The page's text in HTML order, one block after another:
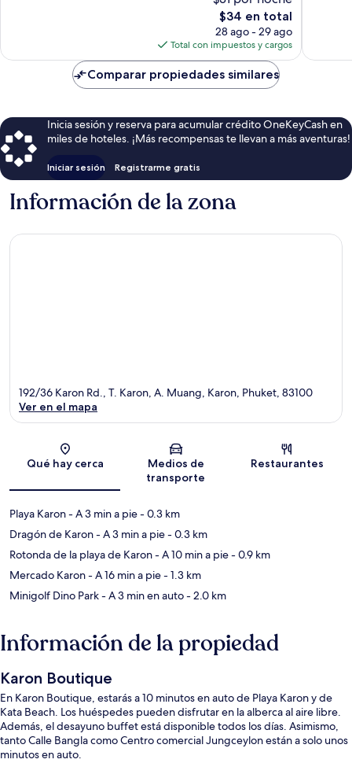
El
precio
actual
es
de
$34
$34 en total
28 ago - 29 ago
Total con impuestos y cargos
Comparar propiedades similares
Inicia sesión y reserva para acumular crédito OneKeyCash en
miles de hoteles. ¡Más recompensas te llevan a más aventuras!
Iniciar sesión Registrarme gratis
Información de la zona
Sección del mapa
192/36 Karon Rd., T. Karon, A. Muang, Karon, Phuket, 83100
Ver en el mapa
Qué hay cerca
Medios de
transporte
Restaurantes
Playa Karon- A 3 min a pie- 0.3 km
Dragón de Karon- A 3 min a pie- 0.3 km
Rotonda de la playa de Karon- A 10 min a pie- 0.9 km
Mercado Karon- A 16 min a pie- 1.3 km
Minigolf Dino Park- A 3 min en auto- 2.0 km
Información de la propiedad
Karon Boutique
En Karon Boutique, estarás a 10 minutos en auto de Playa Karon y de
Kata Beach. Los huéspedes pueden disfrutar en la alberca al aire libre.
Además, el desayuno buffet está disponible todos los días. Asimismo,
tanto Calle Bangla como Centro comercial Jungceylon están a solo unos
minutos en auto.